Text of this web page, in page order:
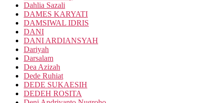
Dahlia Sazali
DAMES KARYATI
DAMSIWAL IDRIS
DANI
DANI ARDIANSYAH
Dariyah
Darsalam
Dea Azizah
Dede Ruhiat
DEDE SUKAESIH
DEDEH ROSITA